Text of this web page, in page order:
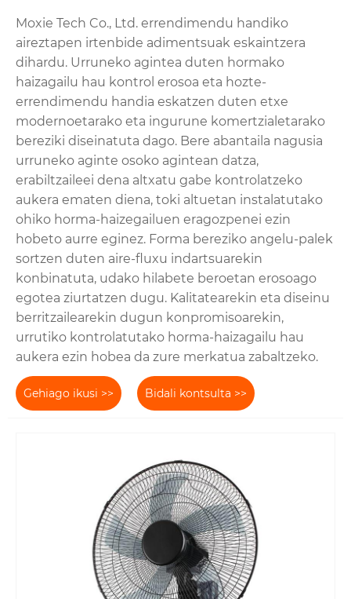
Moxie Tech Co., Ltd. errendimendu handiko
aireztapen irtenbide adimentsuak eskaintzera
dihardu. Urruneko agintea duten hormako
haizagailu hau kontrol erosoa eta hozte-
errendimendu handia eskatzen duten etxe
modernoetarako eta ingurune komertzialetarako
bereziki diseinatuta dago. Bere abantaila nagusia
urruneko aginte osoko agintean datza,
erabiltzaileei dena altxatu gabe kontrolatzeko
aukera ematen diena, toki altuetan instalatutako
ohiko horma-haizegailuen eragozpenei ezin
hobeto aurre eginez. Forma bereziko angelu-palek
sortzen duten aire-fluxu indartsuarekin
konbinatuta, udako hilabete beroetan erosoago
egotea ziurtatzen dugu. Kalitatearekin eta diseinu
berritzailearekin dugun konpromisoarekin,
urrutiko kontrolatutako horma-haizagailu hau
aukera ezin hobea da zure merkatua zabaltzeko.
Gehiago ikusi >> Bidali kontsulta >>